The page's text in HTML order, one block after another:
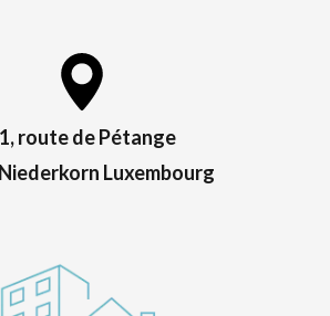
route de Pétange
Luxembourg